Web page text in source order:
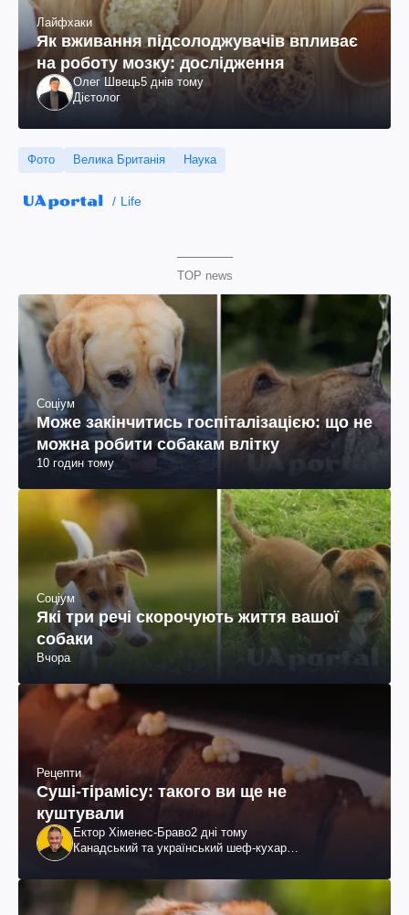
Лайфхаки
Як вживання підсолоджувачів впливає
на роботу мозку: дослідження
Олег Швець5 днів тому
Дієтолог
Фото Велика Британія Наука
Life
TOP news
Соціум
Може закінчитись госпіталізацією: що не
можна робити собакам влітку
10 годин тому
Соціум
Які три речі скорочують життя вашої
собаки
Вчора
Рецепти
Суші-тірамісу: такого ви ще не
куштували
Ектор Хіменес-Браво2 дні тому
Канадський та український шеф-кухар